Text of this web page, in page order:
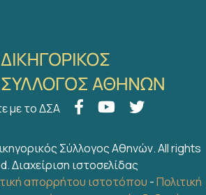
με το ΔΣΑ
Σύλλογος Αθηνών. All rights
Διαχείριση ιστοσελίδας
απορρήτου ιστοτόπου -Πολιτική